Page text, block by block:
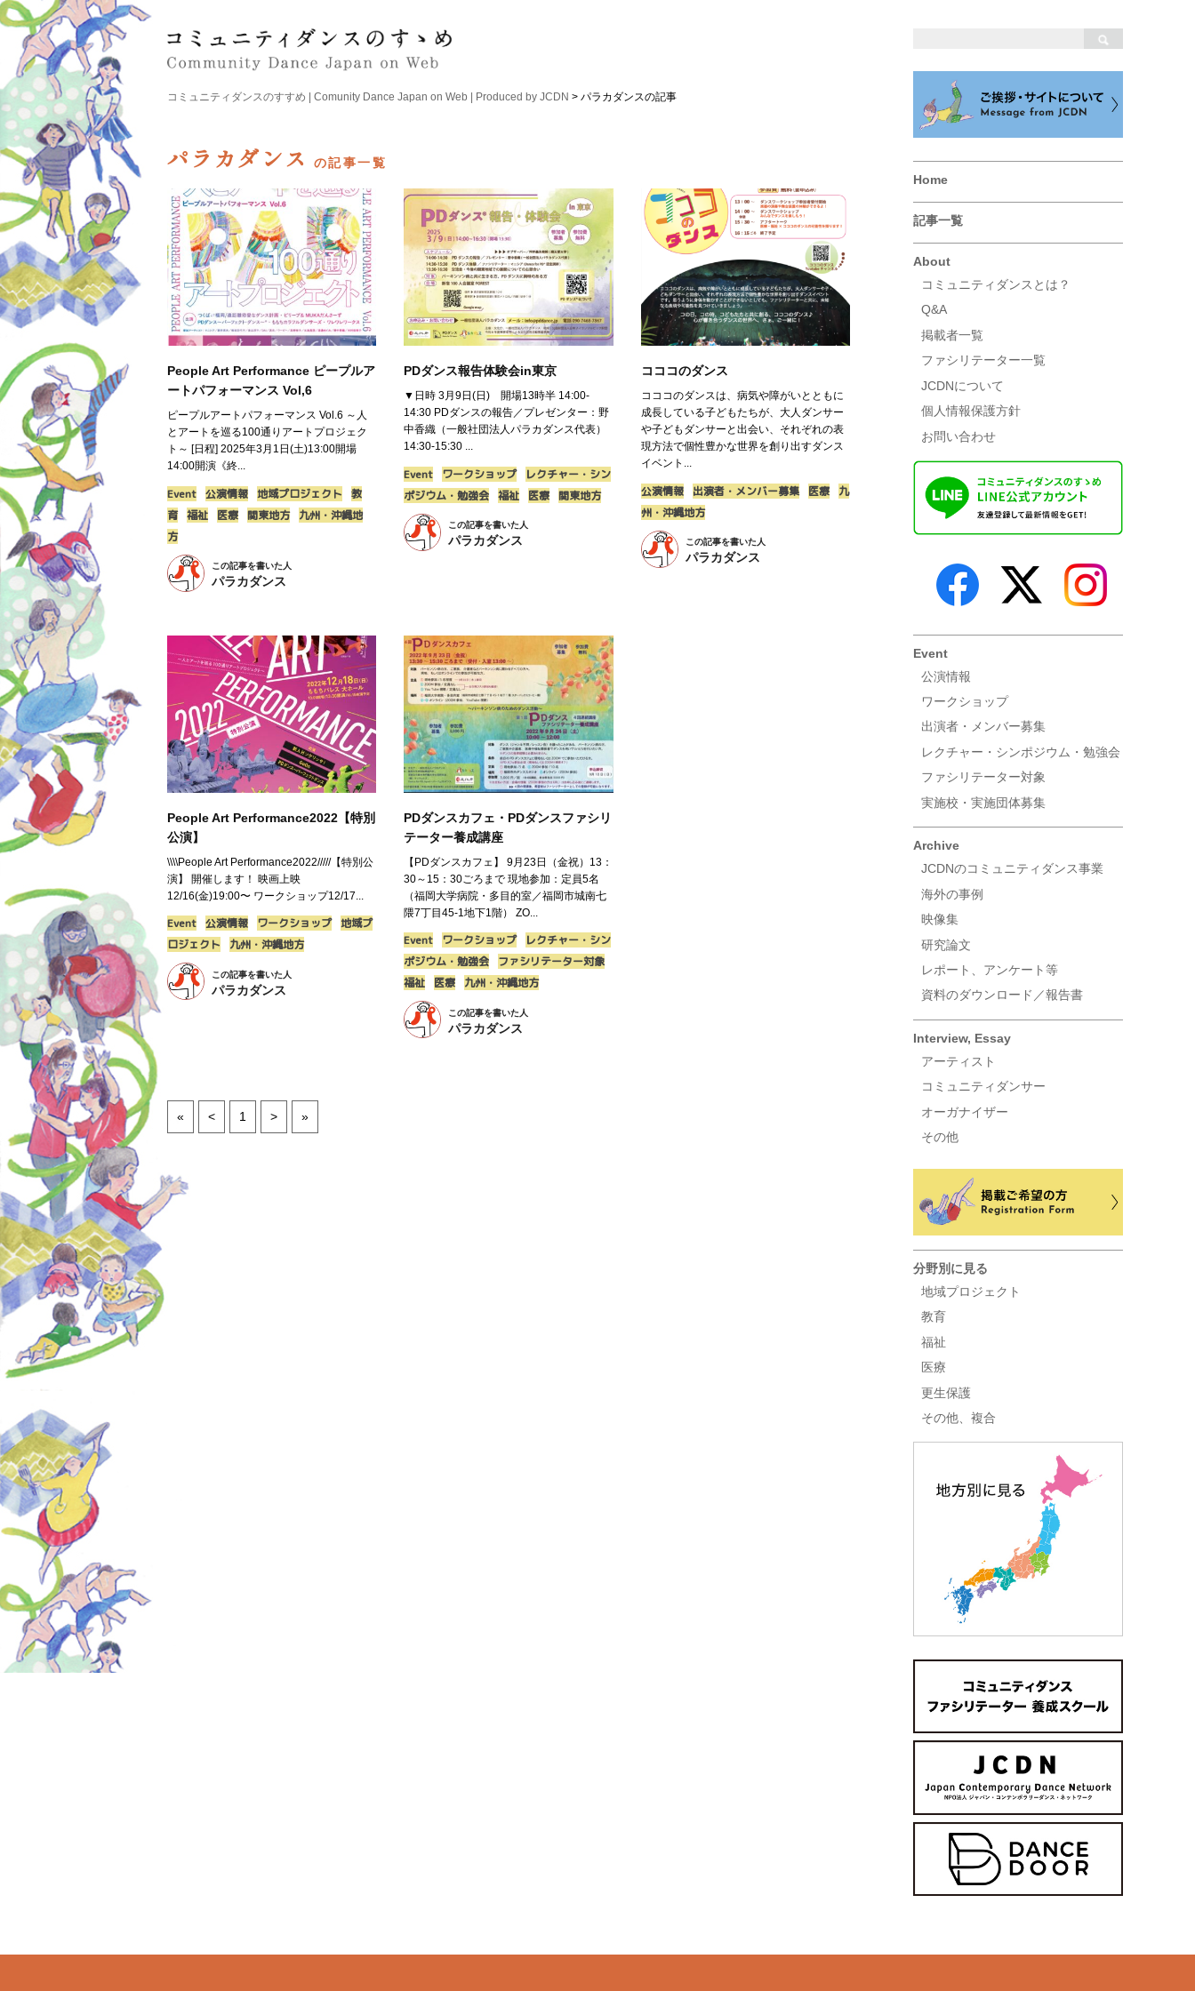
コミュニティダンスのすすめ | Comunity Dance Japan on Web | Produced by JCDN > パラカダンスの記事
Home
記事一覧
About
コミュニティダンスとは？
Q&A
掲載者一覧
ファシリテーター一覧
JCDNについて
個人情報保護方針
お問い合わせ
Event
公演情報
ワークショップ
出演者・メンバー募集
レクチャー・シンポジウム・勉強会
ファシリテーター対象
実施校・実施団体募集
Archive
JCDNのコミュニティダンス事業
海外の事例
映像集
研究論文
レポート、アンケート等
資料のダウンロード／報告書
Interview, Essay
アーティスト
コミュニティダンサー
オーガナイザー
その他
分野別に見る
地域プロジェクト
教育
福祉
医療
更生保護
その他、複合
パラカダンス の記事一覧
People Art Performance ピープルア
ートパフォーマンス Vol,6
ピープルアートパフォーマンス Vol.6 ～人
とアートを巡る100通りアートプロジェク
ト～ [日程] 2025年3月1日(土)13:00開場
14:00開演《終...
Event 公演情報 地域プロジェクト
教
育 福祉 医療 関東地方
九州・沖縄地
方
この記事を書いた人
パラカダンス
PDダンス報告体験会in東京
▼日時 3月9日(日) 開場13時半 14:00-
14:30 PDダンスの報告／プレゼンター：野
中香織（一般社団法人パラカダンス代表）
14:30-15:30 ...
Event ワークショップ
レクチャー・シン
ポジウム・勉強会
福祉 医療 関東地方
この記事を書いた人
パラカダンス
コココのダンス
コココのダンスは、病気や障がいとともに
成長している子どもたちが、大人ダンサー
や子どもダンサーと出会い、それぞれの表
現方法で個性豊かな世界を創り出すダンス
イベント...
公演情報 出演者・メンバー募集 医療
九
州・沖縄地方
この記事を書いた人
パラカダンス
People Art Performance2022【特別
公演】
\\\\People Art Performance2022/////【特別公
演】 開催します！ 映画上映
12/16(金)19:00〜 ワークショップ12/17...
Event 公演情報 ワークショップ 地域プ
ロジェクト
九州・沖縄地方
この記事を書いた人
パラカダンス
PDダンスカフェ・PDダンスファシリ
テーター養成講座
【PDダンスカフェ】 9月23日（金祝）13：
30～15：30ごろまで 現地参加：定員5名
（福岡大学病院・多目的室／福岡市城南七
隈7丁目45-1地下1階） ZO...
Event ワークショップ
レクチャー・シン
ポジウム・勉強会
ファシリテーター対象
福祉
医療 九州・沖縄地方
この記事を書いた人
パラカダンス
« < 1 > »